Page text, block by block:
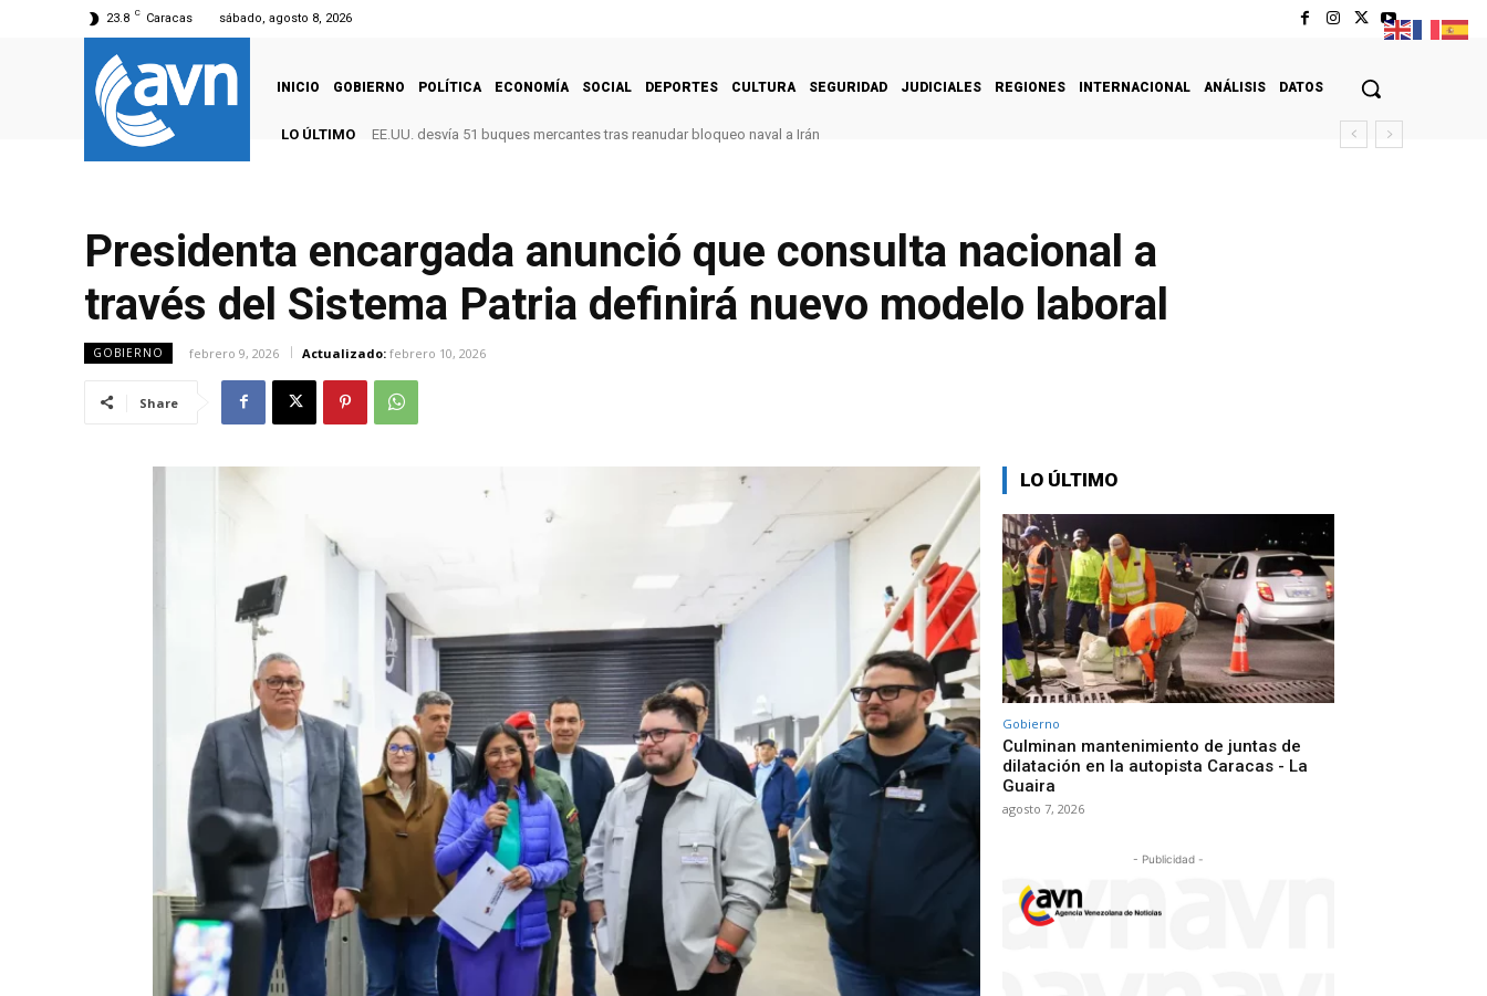
23.8 C Caracas sábado, agosto 8, 2026
INICIO GOBIERNO POLÍTICA ECONOMÍA SOCIAL DEPORTES CULTURA SEGURIDAD JUDICIALES REGIONES INTERNACIONAL ANÁLISIS DATOS
LO ÚLTIMO EE.UU. desvía 51 buques mercantes tras reanudar bloqueo naval a Irán
Presidenta encargada anunció que consulta nacional a
través del Sistema Patria definirá nuevo modelo laboral
GOBIERNO febrero 9, 2026 Actualizado: febrero 10, 2026
Share
LO ÚLTIMO
Gobierno
Culminan mantenimiento de juntas de
dilatación en la autopista Caracas - La
Guaira
agosto 7, 2026
- Publicidad -